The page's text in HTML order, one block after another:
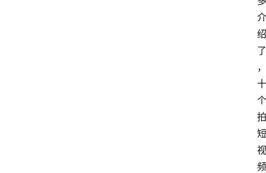
介
绍
了
，
十
个
拍
短
视
频